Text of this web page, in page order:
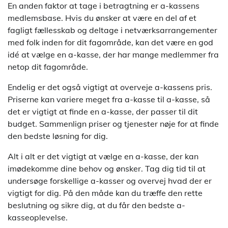
En anden faktor at tage i betragtning er a-kassens
medlemsbase. Hvis du ønsker at være en del af et
fagligt fællesskab og deltage i netværksarrangementer
med folk inden for dit fagområde, kan det være en god
idé at vælge en a-kasse, der har mange medlemmer fra
netop dit fagområde.
Endelig er det også vigtigt at overveje a-kassens pris.
Priserne kan variere meget fra a-kasse til a-kasse, så
det er vigtigt at finde en a-kasse, der passer til dit
budget. Sammenlign priser og tjenester nøje for at finde
den bedste løsning for dig.
Alt i alt er det vigtigt at vælge en a-kasse, der kan
imødekomme dine behov og ønsker. Tag dig tid til at
undersøge forskellige a-kasser og overvej hvad der er
vigtigt for dig. På den måde kan du træffe den rette
beslutning og sikre dig, at du får den bedste a-
kasseoplevelse.